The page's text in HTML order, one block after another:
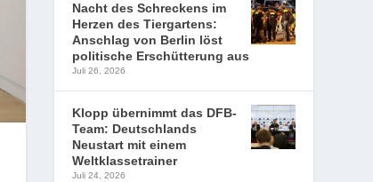
Nacht des Schreckens im
Herzen des Tiergartens:
Anschlag von Berlin löst
politische Erschütterung aus
Juli 26, 2026
Klopp übernimmt das DFB-
Team: Deutschlands
Neustart mit einem
Weltklassetrainer
Juli 24, 2026